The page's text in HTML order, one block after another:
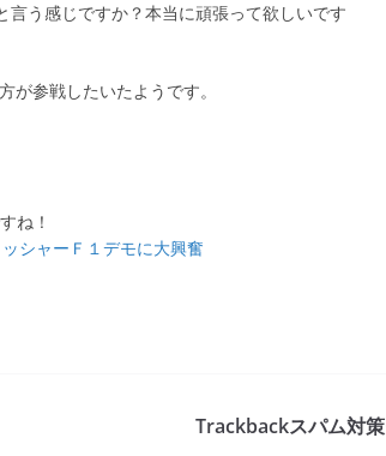
う感じですか？本当に頑張って欲しいです
が参戦したいたようです。
ね！
シャーＦ１デモに大興奮
Trackbackスパム対策